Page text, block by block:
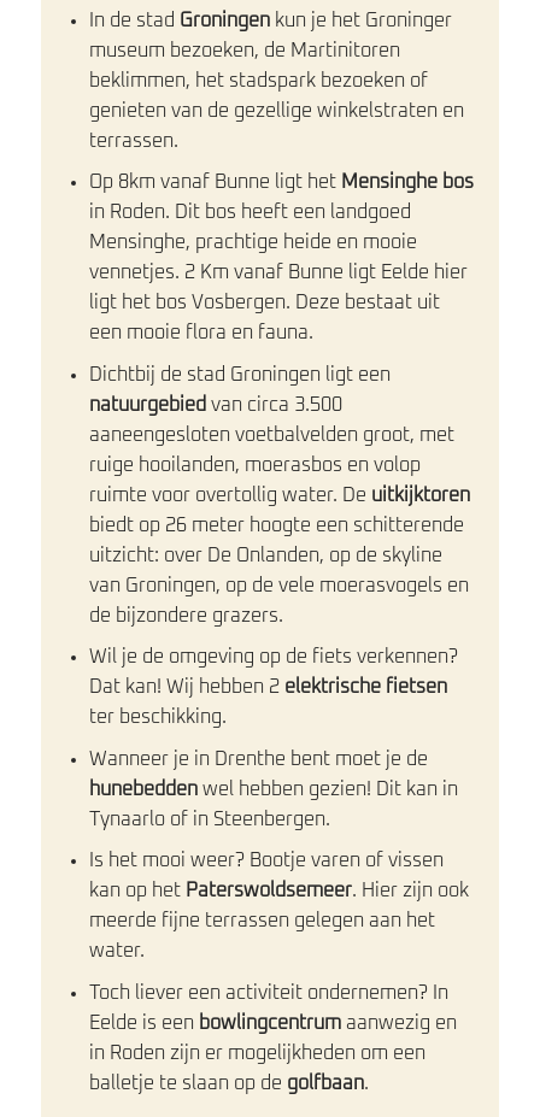
In de stad Groningen kun je het Groninger
museum bezoeken, de Martinitoren
beklimmen, het stadspark bezoeken of
genieten van de gezellige winkelstraten en
terrassen.
Op 8km vanaf Bunne ligt het Mensinghe bos
in Roden. Dit bos heeft een landgoed
Mensinghe, prachtige heide en mooie
vennetjes. 2 Km vanaf Bunne ligt Eelde hier
ligt het bos Vosbergen. Deze bestaat uit
een mooie flora en fauna.
Dichtbij de stad Groningen ligt een
natuurgebied van circa 3.500
aaneengesloten voetbalvelden groot, met
ruige hooilanden, moerasbos en volop
ruimte voor overtollig water. De uitkijktoren
biedt op 26 meter hoogte een schitterende
uitzicht: over De Onlanden, op de skyline
van Groningen, op de vele moerasvogels en
de bijzondere grazers.
Wil je de omgeving op de fiets verkennen?
Dat kan! Wij hebben 2 elektrische fietsen
ter beschikking.
Wanneer je in Drenthe bent moet je de
hunebedden wel hebben gezien! Dit kan in
Tynaarlo of in Steenbergen.
Is het mooi weer? Bootje varen of vissen
kan op het Paterswoldsemeer. Hier zijn ook
meerde fijne terrassen gelegen aan het
water.
Toch liever een activiteit ondernemen? In
Eelde is een bowlingcentrum aanwezig en
in Roden zijn er mogelijkheden om een
balletje te slaan op de golfbaan.